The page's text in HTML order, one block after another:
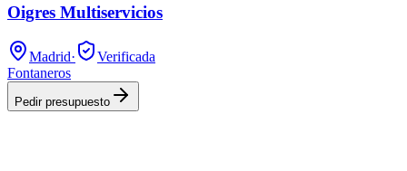
Oigres Multiservicios
Madrid·
Verificada
Fontaneros
Pedir presupuesto